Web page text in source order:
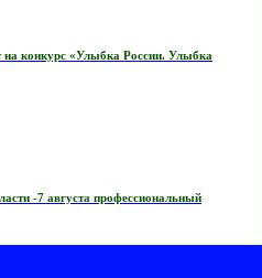
конкурс «Улыбка России. Улыбка
-7 августа профессиональный